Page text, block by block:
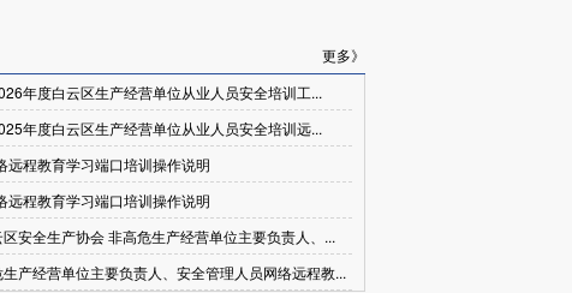
更多》
年度白云区生产经营单位从业人员安全培训工...
年度白云区生产经营单位从业人员安全培训远...
远程教育学习端口培训操作说明
远程教育学习端口培训操作说明
安全生产协会 非高危生产经营单位主要负责人、...
产经营单位主要负责人、安全管理人员网络远程教...